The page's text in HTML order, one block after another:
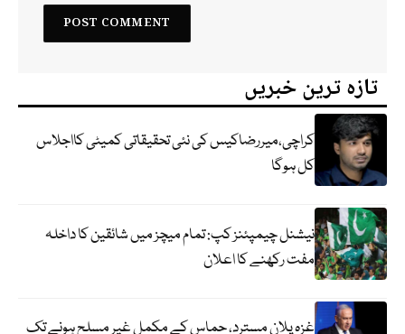
تازہ ترین خبریں
کراچی،میررضاکیس کی نئی تحقیقاتی کمیٹی کااجلاس
کل ہوگا
نیشنل چیمپئنز کپ: تمام میچز میں شائقین کا داخلہ
مفت رکھنے کا اعلان
غزہ پلان مسترد، حماس کے مکمل غیر مسلح ہونے تک